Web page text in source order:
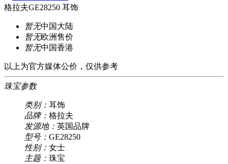
格拉夫GE28250 耳饰
暂无中国大陆
暂无欧洲售价
暂无中国香港
以上为官方媒体公价，仅供参考
珠宝参数
类别： 耳饰
品牌： 格拉夫
发源地： 英国品牌
型号： GE28250
性别： 女士
主题： 珠宝